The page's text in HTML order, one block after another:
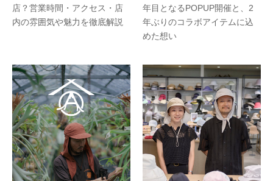
店？営業時間・アクセス・店
内の雰囲気や魅力を徹底解説
年目となるPOPUP開催と、2
年ぶりのコラボアイテムに込
めた想い